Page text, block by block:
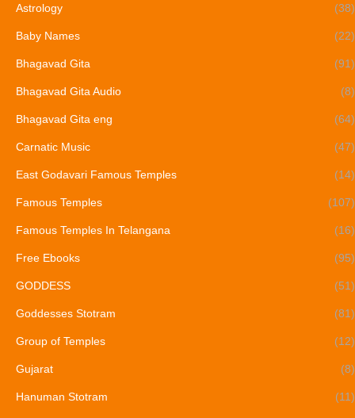
Astrology (38)
Baby Names (22)
Bhagavad Gita (91)
Bhagavad Gita Audio (8)
Bhagavad Gita eng (64)
Carnatic Music (47)
East Godavari Famous Temples (14)
Famous Temples (107)
Famous Temples In Telangana (16)
Free Ebooks (95)
GODDESS (51)
Goddesses Stotram (81)
Group of Temples (12)
Gujarat (8)
Hanuman Stotram (11)